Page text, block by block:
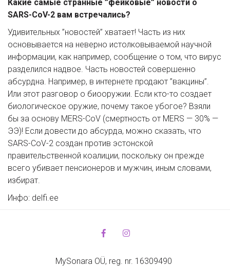
Какие самые странные ”фейковые” новости о
SARS-CoV-2 вам встречались?
Удивительных ”новостей” хватает! Часть из них
основывается на неверно истолковываемой научной
информации, как например, сообщение о том, что вирус
разделился надвое. Часть новостей совершенно
абсурдна. Например, в интернете продают ”вакцины”.
Или этот разговор о биооружии. Если кто-то создает
биологическое оружие, почему такое убогое? Взяли
бы за основу MERS-CoV (смертность от MERS — 30% —
ЭЭ)! Если довести до абсурда, можно сказать, что
SARS-CoV-2 создан против эстонской
правительственной коалиции, поскольку он прежде
всего убивает пенсионеров и мужчин, иным словами,
избират.
Инфо: delfi.ee
MySonara OÜ, reg. nr. 16309490